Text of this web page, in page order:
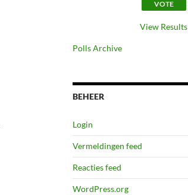
View Results
Polls Archive
BEHEER
Login
Vermeldingen feed
Reacties feed
WordPress.org